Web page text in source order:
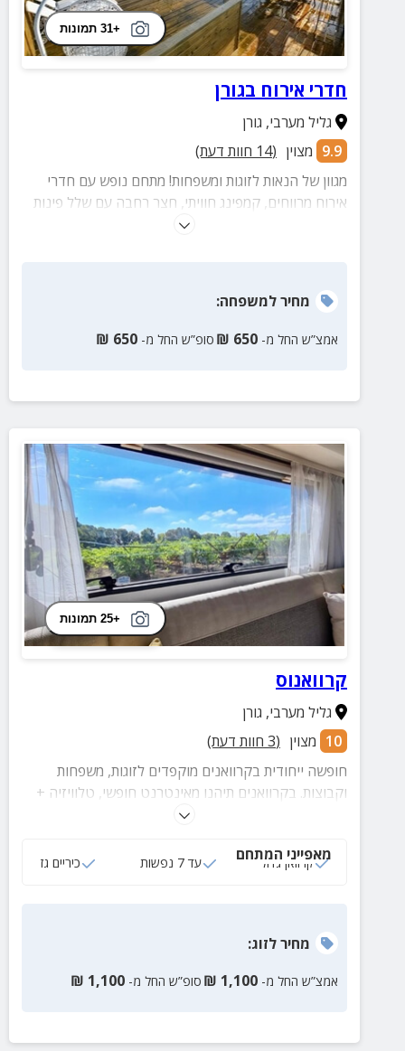
+31 תמונות
חדרי אירוח בגורן
גליל מערבי, גורן
9.9 מצוין (
14 חוות דעת)
מגוון של הנאות לזוגות ומשפחות! מתחם נופש עם חדרי
אירוח מרווחים, קמפינג חוויתי, חצר רחבה עם שלל פינות
ישיבה פזורות ומוצלות, עמדות מנגל ועוד הנאות
מחירלמשפחה:
אמצ”ש החל מ- 650
₪ סופ”ש החל מ- 650
₪
+25 תמונות
קרוואנוס
גליל מערבי, גורן
10 מצוין (
3 חוות דעת)
חופשה ייחודית בקרוואנים מוקפדים לזוגות, משפחות
וקבוצות. בקרוואנים תיהנו מאינטרנט חופשי, טלוויזיה +
נטפליקס, מיזוג אוויר, מטבח מאובזר, מיטה זוגית נוחה
את ארצנו הקטנטונת והנפלאה: ברכת רם ברמת הגולן,
מאפייני המתחם
קרוואן גדול עד 7 נפשות כיריים גז
מחירלזוג:
אמצ”ש החל מ- 1,100
₪ סופ”ש החל מ- 1,100
₪